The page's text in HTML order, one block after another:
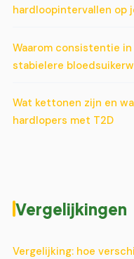
hardloopintervallen op
Waarom consistentie
stabielere
Wat kettonen zijn en
hardlopers met T2D
Vergelijkingen
Vergelijking: hoe